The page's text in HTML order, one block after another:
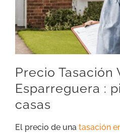
Precio Tasación
Esparreguera :
casas
El precio de una tasación